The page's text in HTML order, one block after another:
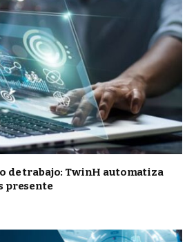
de trabajo: TwinH automatiza
presente